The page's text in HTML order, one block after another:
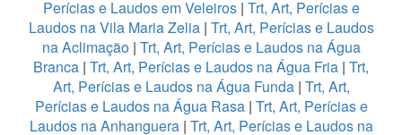
Perícias e Laudos em Veleiros| Trt, Art, Perícias e
Laudos na Vila Maria Zelia| Trt, Art, Perícias e Laudos
na Aclimação| Trt, Art, Perícias e Laudos na Água
Branca | Trt, Art, Perícias e Laudos na Água Fria | Trt,
Art, Perícias e Laudos na Água Funda| Trt, Art,
Perícias e Laudos na Água Rasa | Trt, Art, Perícias e
Laudos na Anhanguera| Trt, Art, Perícias e Laudos na